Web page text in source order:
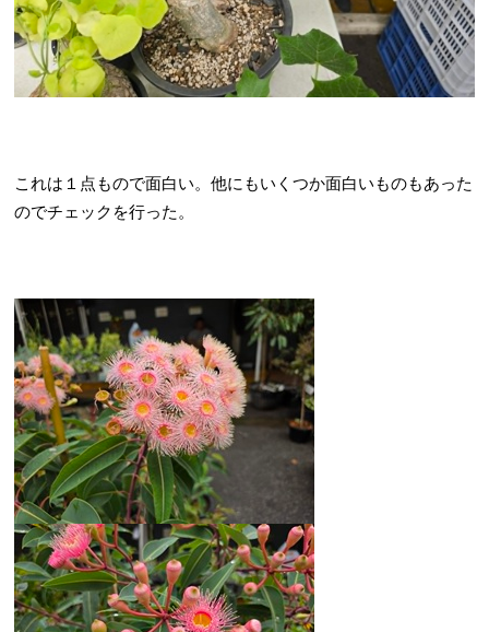
これは１点もので面白い。他にもいくつか面白いものもあった
のでチェックを行った。